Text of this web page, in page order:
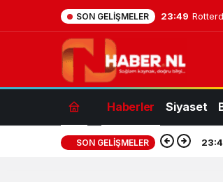
SON GELIŞMELER 23:49
Haberler Siyaset
SON GELIŞMELER